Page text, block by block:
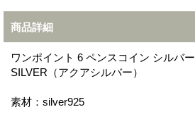
商品詳細
ワンポイント 6 ペンスコイン シルバ
SILVER（アクアシルバー）
素材：silver925